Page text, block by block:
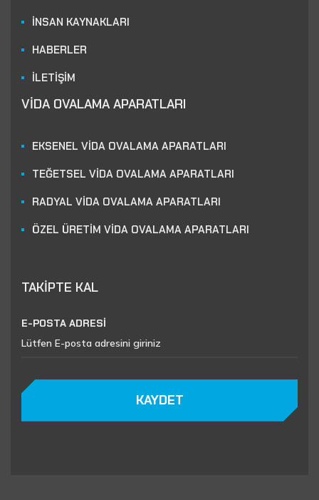
İNSAN KAYNAKLARI
HABERLER
İLETİŞİM
VİDA OVALAMA APARATLARI
EKSENEL VİDA OVALAMA APARATLARI
TEĞETSEL VİDA OVALAMA APARATLARI
RADYAL VİDA OVALAMA APARATLARI
ÖZEL ÜRETİM VİDA OVALAMA APARATLARI
TAKİPTE KAL
E-POSTA ADRESİ
KAYDET